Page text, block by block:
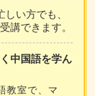
しい方でも、
講できます。
中国語を学ん
教室で、マ